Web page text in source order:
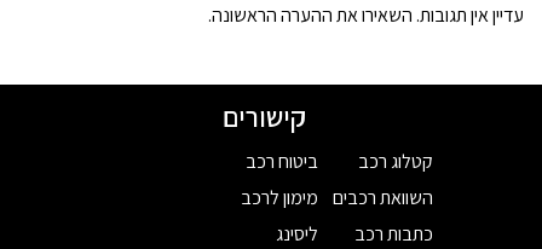
עדיין אין תגובות. השאירו את ההערה הראשונה.
קישורים
קטלוג רכב
השוואת רכבים
כתבות רכב
ביטוח רכב
מימון לרכב
ליסינג